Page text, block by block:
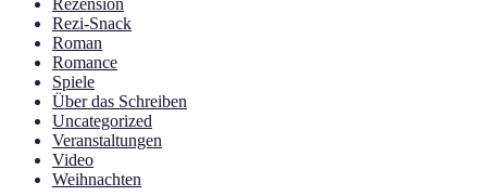
Rezension
Rezi-Snack
Roman
Romance
Spiele
Über das Schreiben
Uncategorized
Veranstaltungen
Video
Weihnachten